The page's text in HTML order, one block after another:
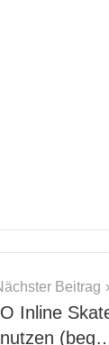
Beitrag
Inline